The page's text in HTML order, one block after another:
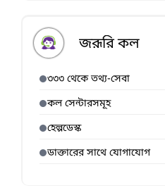
জরূরি কল
৩৩৩ থেকে তথ্য-সেবা
কল সেন্টারসমূহ
হেল্পডেস্ক
ডাক্তারের সাথে যোগাযোগ